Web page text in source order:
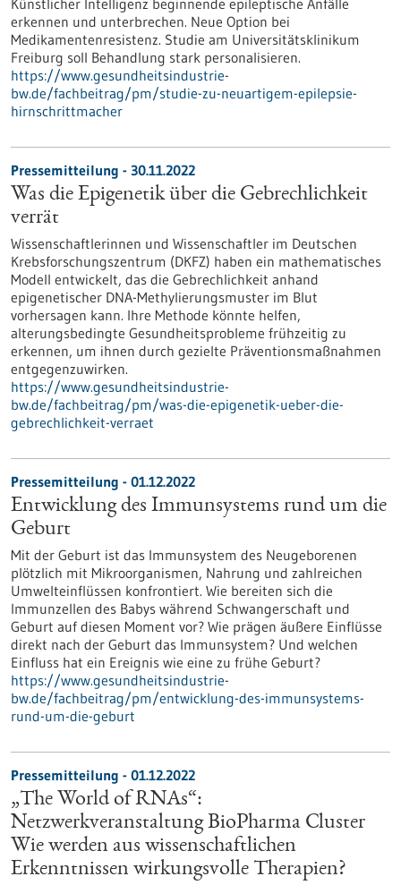
Künstlicher Intelligenz beginnende epileptische Anfälle
erkennen und unterbrechen. Neue Option bei
Medikamentenresistenz. Studie am Universitätsklinikum
Freiburg soll Behandlung stark personalisieren.
https://www.gesundheitsindustrie-
bw.de/fachbeitrag/pm/studie-zu-neuartigem-epilepsie-
hirnschrittmacher
Pressemitteilung - 30.11.2022
Was die Epigenetik über die Gebrechlichkeit
verrät
Wissenschaftlerinnen und Wissenschaftler im Deutschen
Krebsforschungszentrum (DKFZ) haben ein mathematisches
Modell entwickelt, das die Gebrechlichkeit anhand
epigenetischer DNA-Methylierungsmuster im Blut
vorhersagen kann. Ihre Methode könnte helfen,
alterungsbedingte Gesundheitsprobleme frühzeitig zu
erkennen, um ihnen durch gezielte Präventionsmaßnahmen
entgegenzuwirken.
https://www.gesundheitsindustrie-
bw.de/fachbeitrag/pm/was-die-epigenetik-ueber-die-
gebrechlichkeit-verraet
Pressemitteilung - 01.12.2022
Entwicklung des Immunsystems rund um die
Geburt
Mit der Geburt ist das Immunsystem des Neugeborenen
plötzlich mit Mikroorganismen, Nahrung und zahlreichen
Umwelteinflüssen konfrontiert. Wie bereiten sich die
Immunzellen des Babys während Schwangerschaft und
Geburt auf diesen Moment vor? Wie prägen äußere Einflüsse
direkt nach der Geburt das Immunsystem? Und welchen
Einfluss hat ein Ereignis wie eine zu frühe Geburt?
https://www.gesundheitsindustrie-
bw.de/fachbeitrag/pm/entwicklung-des-immunsystems-
rund-um-die-geburt
Pressemitteilung - 01.12.2022
„The World of RNAs“:
Netzwerkveranstaltung BioPharma Cluster
Wie werden aus wissenschaftlichen
Erkenntnissen wirkungsvolle Therapien?